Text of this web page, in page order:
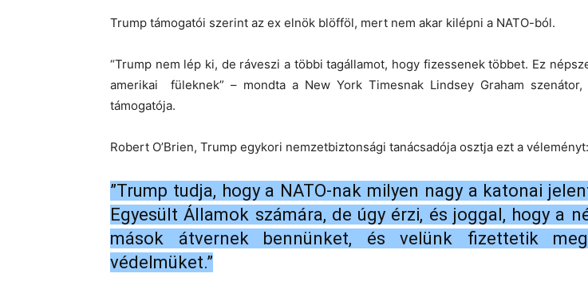
Trump támogatói szerint az ex elnök blöfföl, mert nem akar kilépni a NATO-ból.
“Trump nem lép ki, de ráveszi a többi tagállamot, hogy fizessenek többet. Ez
amerikai füleknek” – mondta a New York Timesnak Lindsey Graham szenátor,
támogatója.
Robert O’Brien, Trump egykori nemzetbiztonsági tanácsadója osztja ezt a véleményt:
”Trump tudja, hogy a NATO-nak milyen nagy a katonai
Egyesült Államok számára, de úgy érzi, és joggal, hogy a
mások átvernek bennünket, és velünk fizettetik
védelmüket.”